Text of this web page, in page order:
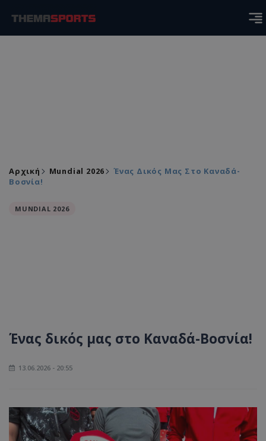
Αρχική Mundial 2026
Ένας Δικός Μας Στο Καναδά-
Βοσνία!
MUNDIAL 2026
Ένας δικός μας στο Καναδά-Βοσνία!
13.06.2026 - 20:55